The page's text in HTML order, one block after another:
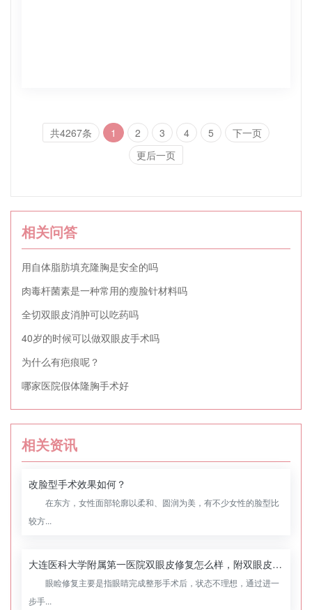
共4267条 1 2 3 4 5
下一页
更后一页
相关问答
用自体脂肪填充隆胸是安全的吗
肉毒杆菌素是一种常用的瘦脸针材料吗
全切双眼皮消肿可以吃药吗
40岁的时候可以做双眼皮手术吗
为什么有疤痕呢？
哪家医院假体隆胸手术好
相关资讯
改脸型手术效果如何？
在东方，女性面部轮廓以柔和、圆润为美，有不少女性的脸型比
较方...
大连医科大学附属第一医院双眼皮修复怎么样，附双眼皮修复案例
眼睑修复主要是指眼睛完成整形手术后，状态不理想，通过进一
步手...